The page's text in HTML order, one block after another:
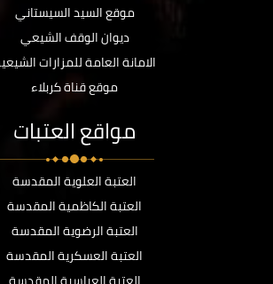
موقع السيد السيستاني
ديوان الوقف الشيعي
الامانة العامة للمزارات
موقع قناة كربلاء
مواقع العتبات
العتبة العلوية المقدسة
العتبة الكاظمية المقدسة
العتبة الرضوية المقدسة
العتبة العسكرية المقدسة